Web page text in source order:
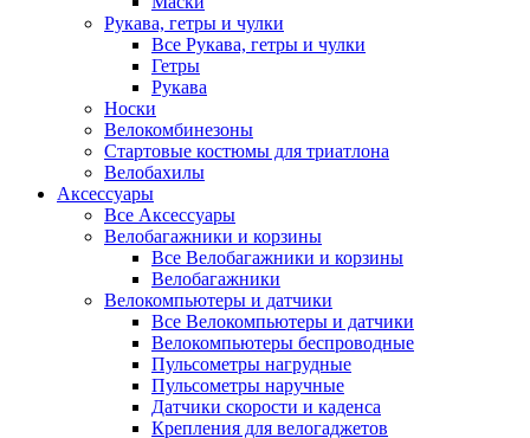
Рукава, гетры и чулки
Все Рукава, гетры и чулки
Гетры
Рукава
Носки
Велокомбинезоны
Стартовые костюмы для триатлона
Велобахилы
Аксессуары
Все Аксессуары
Велобагажники и корзины
Все Велобагажники и корзины
Велобагажники
Велокомпьютеры и датчики
Все Велокомпьютеры и датчики
Велокомпьютеры беспроводные
Пульсометры нагрудные
Пульсометры наручные
Датчики скорости и каденса
Крепления для велогаджетов